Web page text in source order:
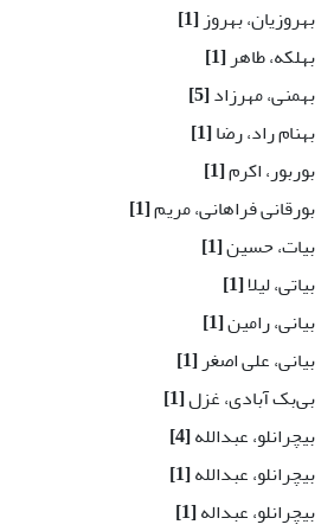
بهروزیان، بهروز[1]
بهلکه، طاهر[1]
بهمنی، مهرزاد[5]
بهنام راد، رضا[1]
بوربور، اکرم[1]
بورقانی فراهانی، مریم[1]
بیات، حسین[1]
بیاتی، لیلا[1]
بیانی، رامین[1]
بیانی، علی اصغر[1]
بی‌بک آبادی، غزل[1]
بیچرانلو، عبدالله[4]
بیچرانلو، عبدالله[1]
بیچرانلو، عبداله[1]